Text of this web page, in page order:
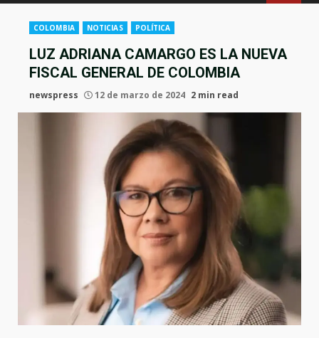
COLOMBIA NOTICIAS POLÍTICA
LUZ ADRIANA CAMARGO ES LA NUEVA
FISCAL GENERAL DE COLOMBIA
newspress 12 de marzo de 2024 2 min read